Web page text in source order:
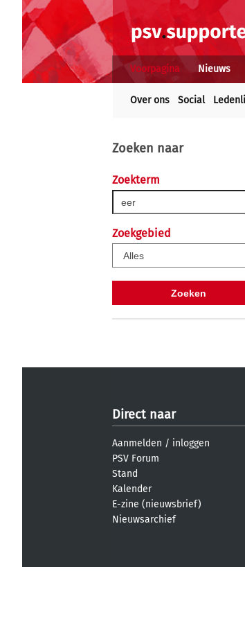
Voorpagina Nieuws
Over ons Social
Zoeken naar
Zoekterm
Zoekgebied
Direct naar
Aanmelden / inloggen
PSV Forum
Stand
Kalender
E-zine (nieuwsbrief)
Nieuwsarchief